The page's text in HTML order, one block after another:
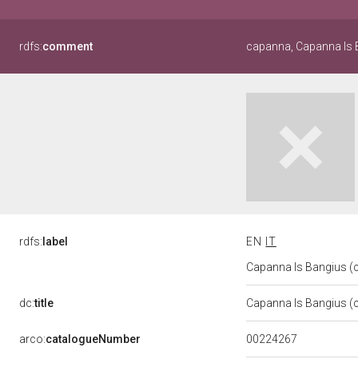
rdfs:comment capanna, Capanna Is
rdfs: label EN
IT
Capanna Is Bangius
dc:title Capanna Is Bangius
arco:catalogueNumber 00224267